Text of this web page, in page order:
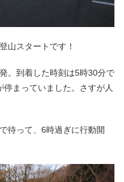
山スタートです！
。到着した時刻は5時30分で
まっていました。さすが人
待って、6時過ぎに行動開